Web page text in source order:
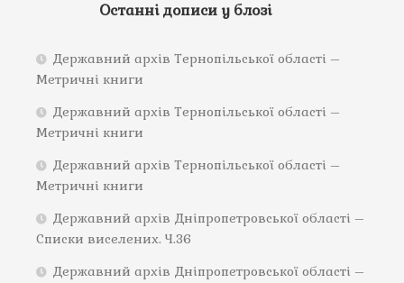
Останні дописи у блозі
Державний архів Тернопільської області –
Метричні книги
Державний архів Тернопільської області –
Метричні книги
Державний архів Тернопільської області –
Метричні книги
Державний архів Дніпропетровської області –
Списки виселених. Ч.36
Державний архів Дніпропетровської області –